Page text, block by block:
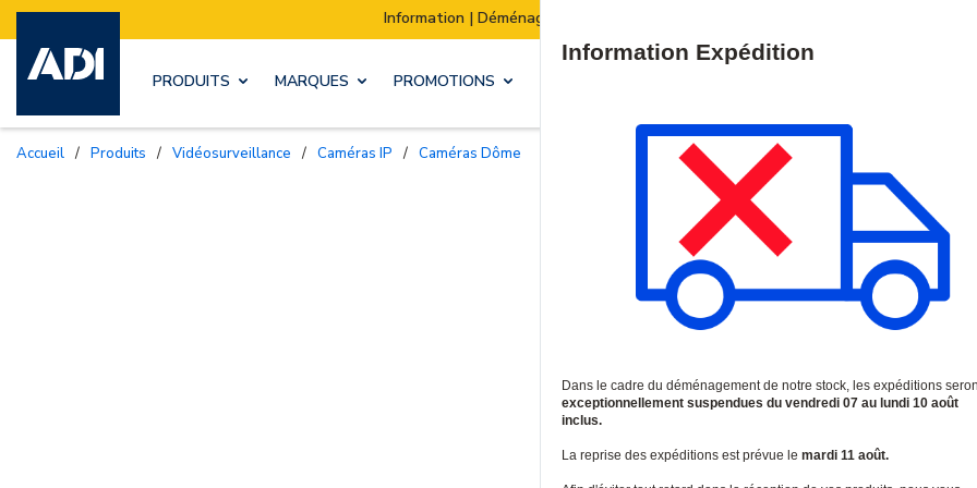
Information | Déménagement de notre stock : Les expéditions seront suspendues du 07 au 10 août inclus.
PRODUITS MARQUES PROMOTIONS
Accueil / Produits / Vidéosurveillance / Caméras IP / Caméras Dôme